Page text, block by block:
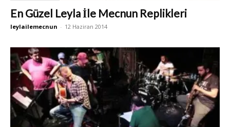
En Güzel Leyla İle Mecnun Replikleri
leylailemecnun - 12 Haziran 2014